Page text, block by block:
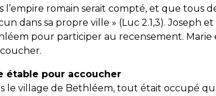
l’empire romain serait compté, et que tous
dans sa propre ville » (Luc 2.1,3). Joseph
pour participer au recensement. Marie
étable pour accoucher
le village de Bethléem, tout était occupé